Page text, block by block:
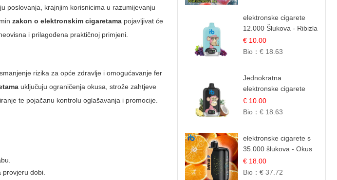
poslovanja, krajnjim korisnicima u razumijevanju
zakon o elektronskim cigaretama pojavljivat će
i prilagođena praktičnoj primjeni.
rizika za opće zdravlje i omogućavanje fer
uključuju ograničenja okusa, strože zahtjeve
te pojačanu kontrolu oglašavanja i promocije.
dobi.
elektronske cigarete
12.000 Šlukova - Ribizla
i Grožđe | Elegantna
Voćna Kombinacija
€ 10.00
Bio： € 18.63
Jednokratna
elektronske cigarete
12.000 Puffova -
Ananas i Kokos
€ 10.00
Bio： € 18.63
elektronske cigarete s
35.000 šlukova - Okus
Narančinog Džema |
Dugotrajno Iskustvo
€ 18.00
Bio： € 37.72